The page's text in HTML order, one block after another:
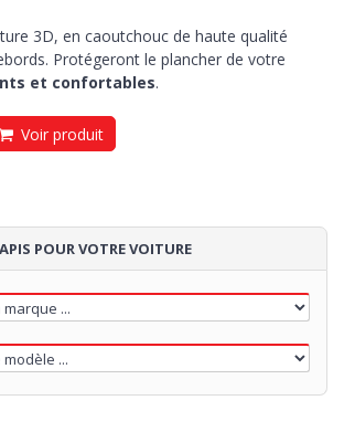
3D, en caoutchouc de haute qualité
Protégeront le plancher de votre
et confortables.
Voir produit
POUR VOTRE VOITURE